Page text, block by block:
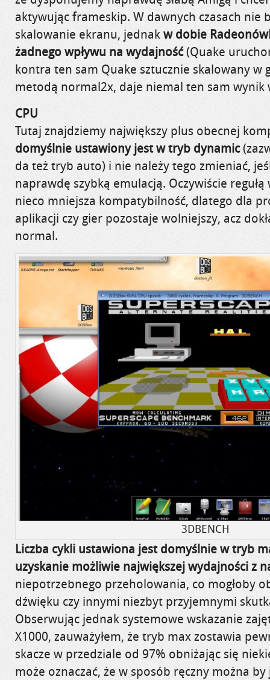
aktywując frameskip. W dawnych czasach nie
skalowanie ekranu, jednakw dobie
żadnego wpływu na wydajność(Quake
kontra ten sam Quake sztucznie skalowany w
metodą normal2x, daje niemal ten sam wynik
CPU
Tutaj znajdziemy największy plus obecnej
domyślnie ustawiony jest w tryb dynamic
da też tryb auto) i nie należy tego zmieniać,
naprawdę szybką emulacją. Oczywiście regułą
nieco mniejsza kompatybilność, dlatego dla
aplikacji czy gier pozostaje wolniejszy, acz
normal.
3DBENCH
Liczba cykli ustawiona jest domyślnie w tryb
uzyskanie możliwie największej wydajności z
niepotrzebnego przeholowania, co mogłoby
dźwięku czy innymi niezbyt przyjemnymi
Obserwując jednak systemowe wskazanie
X1000, zauważyłem, że tryb max zostawia
skacze w przedziale od 97% obniżając się
może oznaczać, że w sposób ręczny można by